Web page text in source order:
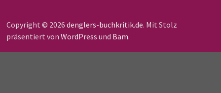
Copyright © 2026 denglers-buchkritik.de. Mit Stolz
präsentiert von WordPress und Bam.